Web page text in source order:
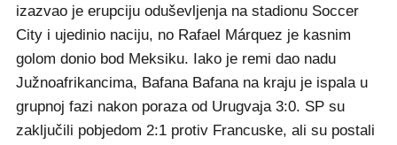
izazvao je erupciju oduševljenja na stadionu Soccer
City i ujedinio naciju, no Rafael Márquez je kasnim
golom donio bod Meksiku. Iako je remi dao nadu
Južnoafrikancima, Bafana Bafana na kraju je ispala u
grupnoj fazi nakon poraza od Urugvaja 3:0. SP su
zaključili pobjedom 2:1 protiv Francuske, ali su postali